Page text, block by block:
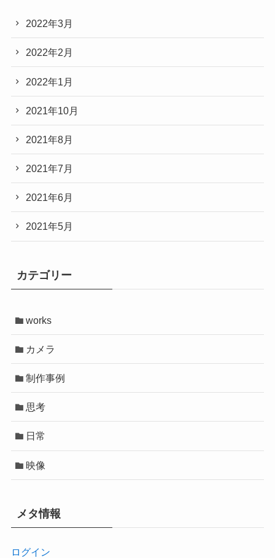
2022年3月
2022年2月
2022年1月
2021年10月
2021年8月
2021年7月
2021年6月
2021年5月
カテゴリー
works
カメラ
制作事例
思考
日常
映像
メタ情報
ログイン